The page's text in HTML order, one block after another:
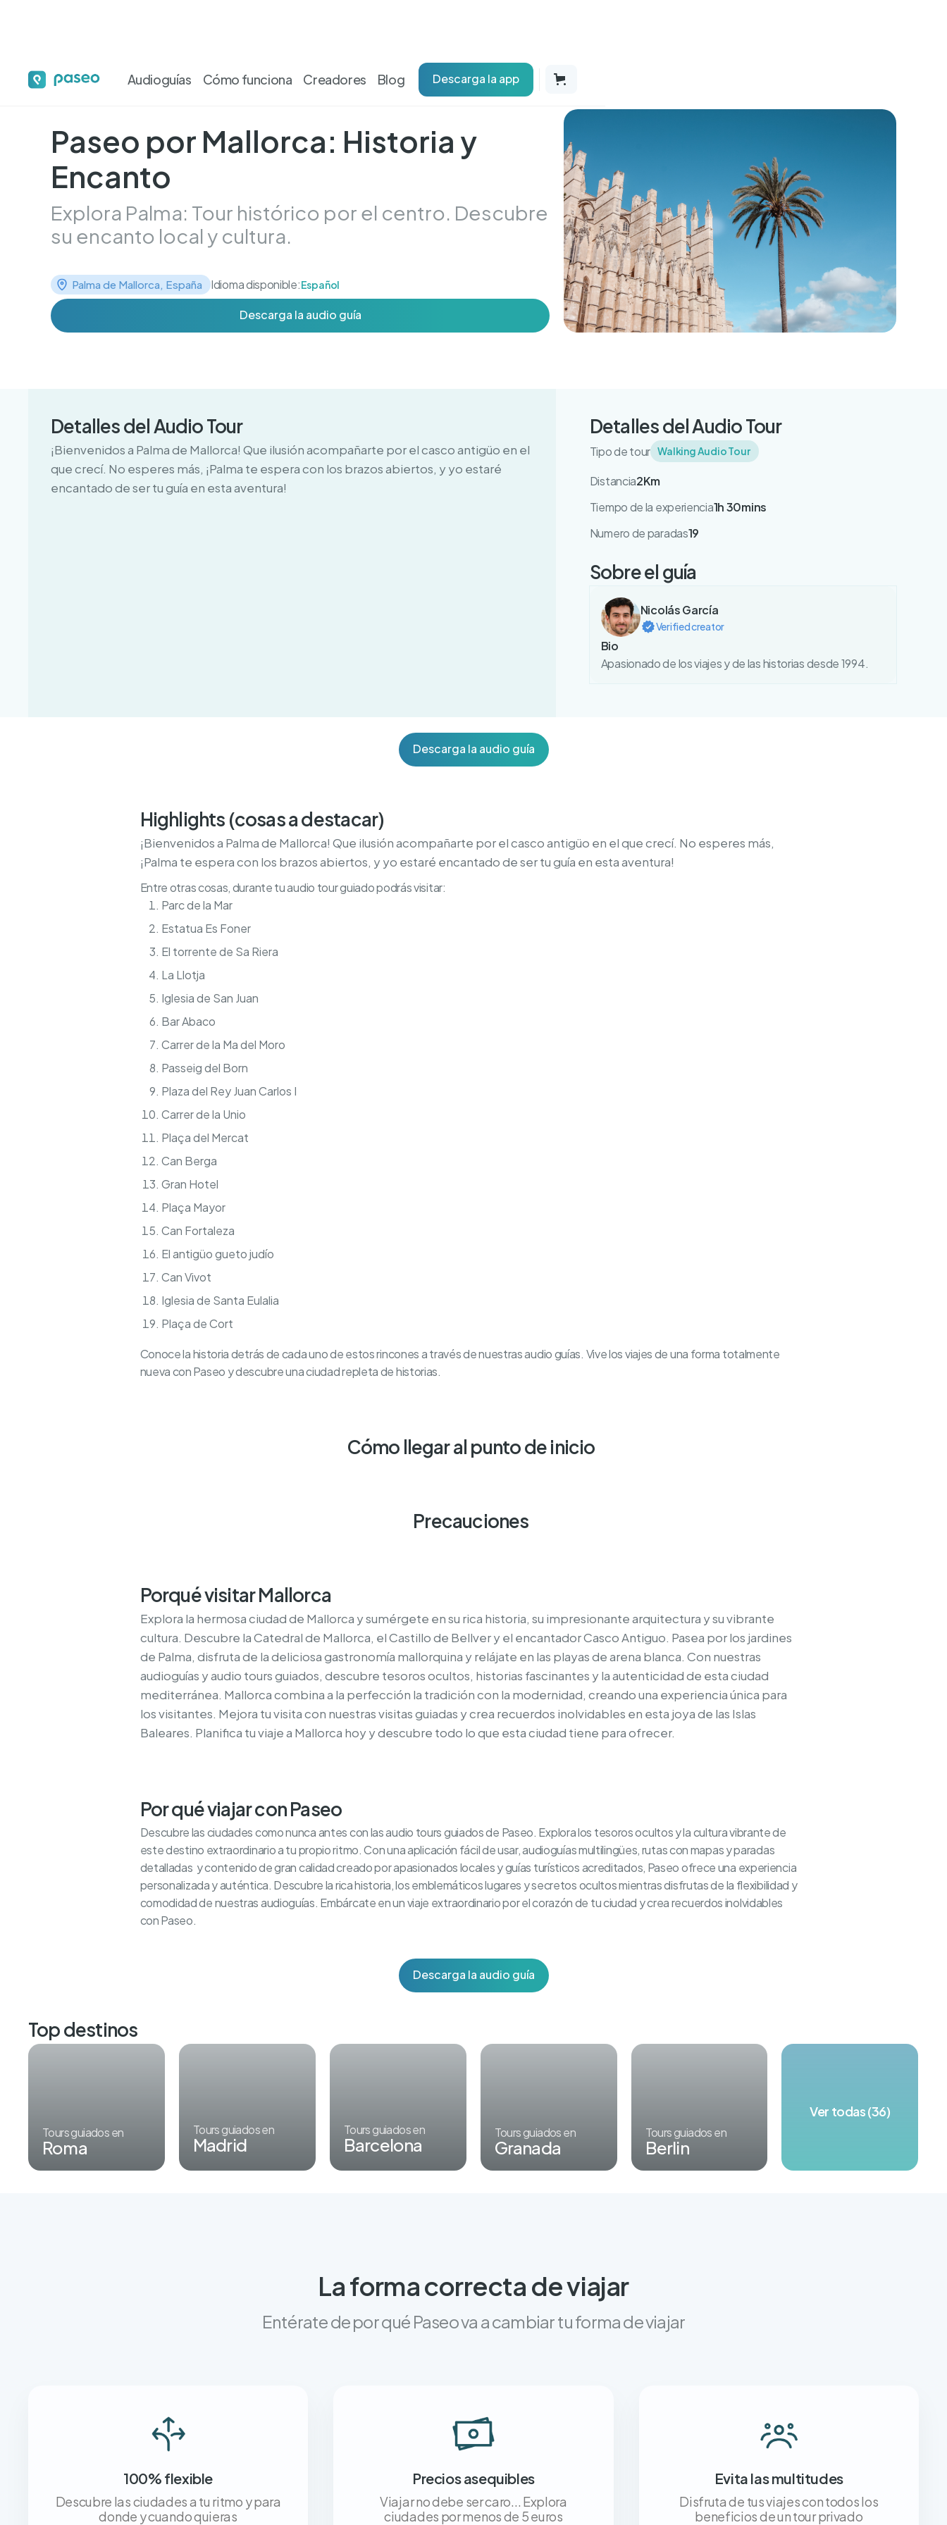
Audioguías Cómo funciona Creadores Blog Descarga la app
Paseo por Mallorca: Historia y
Encanto
Explora Palma: Tour histórico por el centro. Descubre
su encanto local y cultura.
Palma de Mallorca, España Idioma disponible:Español
Descarga la audio guía
Detalles del Audio Tour
¡Bienvenidos a Palma de Mallorca! Que ilusión acompañarte por el casco antigüo en el
que crecí. No esperes más, ¡Palma te espera con los brazos abiertos, y yo estaré
encantado de ser tu guía en esta aventura!
Detalles del Audio Tour
Tipo de tour Walking Audio Tour
Distancia2Km
Tiempo de la experiencia1h 30mins
Numero de paradas19
Sobre el guía
Nicolás García
Verified creator
Bio
Apasionado de los viajes y de las historias desde 1994.
Descarga la audio guía
Highlights (cosas a destacar)
¡Bienvenidos a Palma de Mallorca! Que ilusión acompañarte por el casco antigüo en el que crecí. No esperes más,
¡Palma te espera con los brazos abiertos, y yo estaré encantado de ser tu guía en esta aventura!
Entre otras cosas, durante tu audio tour guiado podrás visitar:
Parc de la Mar
Estatua Es Foner
El torrente de Sa Riera
La Llotja
Iglesia de San Juan
Bar Abaco
Carrer de la Ma del Moro
Passeig del Born
Plaza del Rey Juan Carlos I
Carrer de la Unio
Plaça del Mercat
Can Berga
Gran Hotel
Plaça Mayor
Can Fortaleza
El antigüo gueto judío
Can Vivot
Iglesia de Santa Eulalia
Plaça de Cort
Conoce la historia detrás de cada uno de estos rincones a través de nuestras audio guías. Vive los viajes de una forma totalmente
nueva con Paseo y descubre una ciudad repleta de historias.
Cómo llegar al punto de inicio
Precauciones
Porqué visitar Mallorca
Explora la hermosa ciudad de Mallorca y sumérgete en su rica historia, su impresionante arquitectura y su vibrante
cultura. Descubre la Catedral de Mallorca, el Castillo de Bellver y el encantador Casco Antiguo. Pasea por los jardines
de Palma, disfruta de la deliciosa gastronomía mallorquina y relájate en las playas de arena blanca. Con nuestras
audioguías y audio tours guiados, descubre tesoros ocultos, historias fascinantes y la autenticidad de esta ciudad
mediterránea. Mallorca combina a la perfección la tradición con la modernidad, creando una experiencia única para
los visitantes. Mejora tu visita con nuestras visitas guiadas y crea recuerdos inolvidables en esta joya de las Islas
Baleares. Planifica tu viaje a Mallorca hoy y descubre todo lo que esta ciudad tiene para ofrecer.
Por qué viajar con Paseo
Descubre las ciudades como nunca antes con las audio tours guiados de Paseo. Explora los tesoros ocultos y la cultura vibrante de
este destino extraordinario a tu propio ritmo. Con una aplicación fácil de usar, audioguías multilingües, rutas con mapas y paradas
detalladas y contenido de gran calidad creado por apasionados locales y guías turísticos acreditados, Paseo ofrece una experiencia
personalizada y auténtica. Descubre la rica historia, los emblemáticos lugares y secretos ocultos mientras disfrutas de la flexibilidad y
comodidad de nuestras audioguías. Embárcate en un viaje extraordinario por el corazón de tu ciudad y crea recuerdos inolvidables
con Paseo.
Descarga la audio guía
Top destinos
Tours guiados en
Roma
Tours guiados en
Madrid
Tours guiados en
Barcelona
Tours guiados en
Granada
Tours guiados en
Berlin
Ver todas (36)
La forma correcta de viajar
Entérate de por qué Paseo va a cambiar tu forma de viajar
100% flexible
Descubre las ciudades a tu ritmo y para
donde y cuando quieras
Precios asequibles
Viajar no debe ser caro... Explora
ciudades por menos de 5 euros
Evita las multitudes
Disfruta de tus viajes con todos los
beneficios de un tour privado